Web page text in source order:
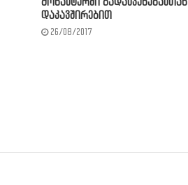
მონასტერში გადასვენებასთან
დაკავშირებით
26/08/2017